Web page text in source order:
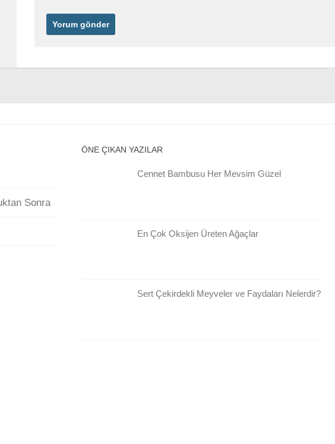
Sonra
ÖNE ÇIKAN YAZILAR
Cennet Bambusu Her Mevsim Güzel
En Çok Oksijen Üreten Ağaçlar
Sert Çekirdekli Meyveler ve Faydaları Nelerdir?